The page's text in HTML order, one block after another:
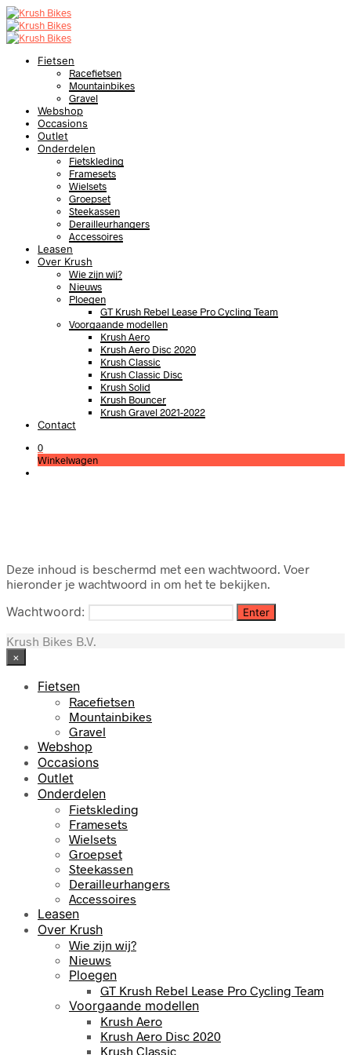
Fietsen
Racefietsen
Mountainbikes
Gravel
Webshop
Occasions
Outlet
Onderdelen
Fietskleding
Framesets
Wielsets
Groepset
Steekassen
Derailleurhangers
Accessoires
Leasen
Over Krush
Wie zijn wij?
Nieuws
Ploegen
GT Krush Rebel Lease Pro Cycling Team
Voorgaande modellen
Krush Aero
Krush Aero Disc 2020
Krush Classic
Krush Classic Disc
Krush Solid
Krush Bouncer
Krush Gravel 2021-2022
Contact
0
Winkelwagen
Deze inhoud is beschermd met een wachtwoord. Voer
hieronder je wachtwoord in om het te bekijken.
Wachtwoord:
Krush Bikes B.V.
×
Fietsen
Racefietsen
Mountainbikes
Gravel
Webshop
Occasions
Outlet
Onderdelen
Fietskleding
Framesets
Wielsets
Groepset
Steekassen
Derailleurhangers
Accessoires
Leasen
Over Krush
Wie zijn wij?
Nieuws
Ploegen
GT Krush Rebel Lease Pro Cycling Team
Voorgaande modellen
Krush Aero
Krush Aero Disc 2020
Krush Classic